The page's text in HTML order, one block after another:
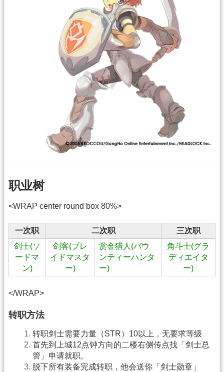
职业树
<WRAP center round box 80%>
一次职 二次职
三次职
剑士(ソ
ードマ
ン)
剑客(ブレ
イドマスタ
ー)
赏金猎人(バウ
ンティーハンタ
ー)
角斗士(グラ
ディエイタ
ー)
</WRAP>
转职方法
转职剑士需要力量（STR）10以上，无要求等级
首先到上城12点钟方向的二楼右侧传点找「剑士总
管」申请就职。
脱下所有装备完成转职，他会送你「剑士勋章」